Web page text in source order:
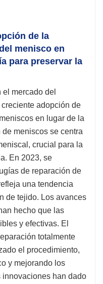
de la
menisco en
para preservar la
mercado del
adopción de
en lugar de la
meniscos se centra
crucial para la
En 2023, se
de reparación de
una tendencia
de tejido. Los avances
hecho que las
y efectivas. El
totalmente
el procedimiento,
y mejorando los
innovaciones han dado